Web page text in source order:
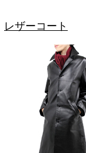
レザーコート